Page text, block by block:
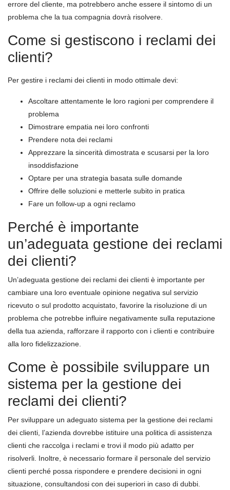
errore del cliente, ma potrebbero anche essere il sintomo di un
problema che la tua compagnia dovrà risolvere.
Come si gestiscono i reclami dei
clienti?
Per gestire i reclami dei clienti in modo ottimale devi:
Ascoltare attentamente le loro ragioni per comprendere il
problema
Dimostrare empatia nei loro confronti
Prendere nota dei reclami
Apprezzare la sincerità dimostrata e scusarsi per la loro
insoddisfazione
Optare per una strategia basata sulle domande
Offrire delle soluzioni e metterle subito in pratica
Fare un follow-up a ogni reclamo
Perché è importante
un’adeguata gestione dei reclami
dei clienti?
Un’adeguata gestione dei reclami dei clienti è importante per
cambiare una loro eventuale opinione negativa sul servizio
ricevuto o sul prodotto acquistato, favorire la risoluzione di un
problema che potrebbe influire negativamente sulla reputazione
della tua azienda, rafforzare il rapporto con i clienti e contribuire
alla loro fidelizzazione.
Come è possibile sviluppare un
sistema per la gestione dei
reclami dei clienti?
Per sviluppare un adeguato sistema per la gestione dei reclami
dei clienti, l’azienda dovrebbe istituire una politica di assistenza
clienti che raccolga i reclami e trovi il modo più adatto per
risolverli. Inoltre, è necessario formare il personale del servizio
clienti perché possa rispondere e prendere decisioni in ogni
situazione, consultandosi con dei superiori in caso di dubbi.